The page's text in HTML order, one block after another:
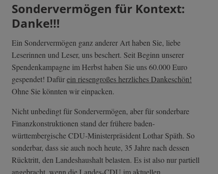
Sondervermögen für Kontext:
Danke!!!
Ein Sondervermögen ganz anderer Art haben Sie, liebe
Leserinnen und Leser, uns beschert. Seit Beginn unserer
Spendenkampagne im Herbst haben Sie uns 60.000 Euro
gespendet! Dafürein riesengroßes herzliches Dankeschön!
Ohne Sie könnten wir einpacken.
Nicht unbedingt für Sondervermögen, aber für sonderbare
Finanzkonstruktionen stand der frühere baden-
württembergische CDU-Ministerpräsident Lothar Späth. So
sonderbar, dass sie auch noch heute, 35 Jahre nach dessen
Rücktritt, den Landeshaushalt belasten. Es ist also nur partiell